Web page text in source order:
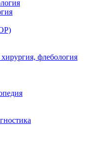
флебология